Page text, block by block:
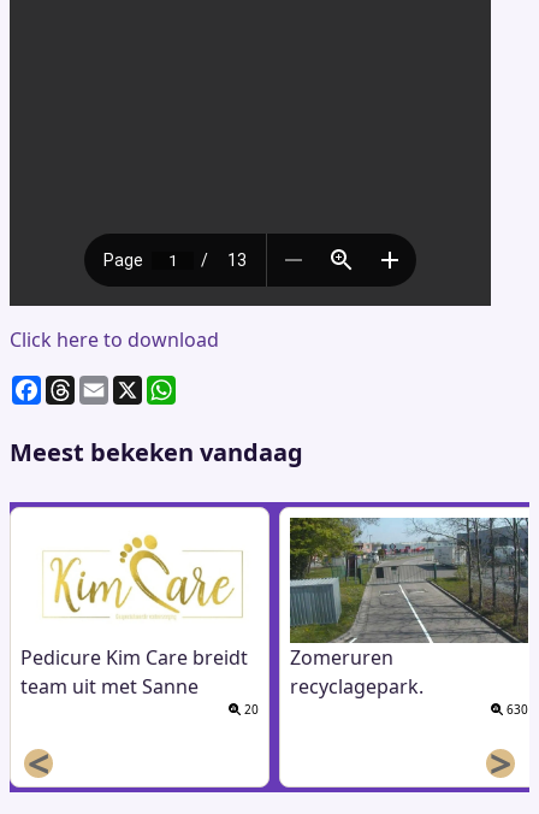
Click here to download
F
a
c
e
b
o
k
T
h
re
a
d
E
m
ai
l
X
at
s
A
p
Meest bekeken vandaag
Pedicure Kim Care breidt
team uit met Sanne
20
Zomeruren
recyclagepark.
630
< >